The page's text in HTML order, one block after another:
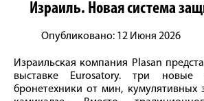
Израиль. Новая система
Опубликовано: 12 Июня 2026
Израильская компания Plasan
выставке Eurosatory. три новые
бронетехники от мин, кумулятивных